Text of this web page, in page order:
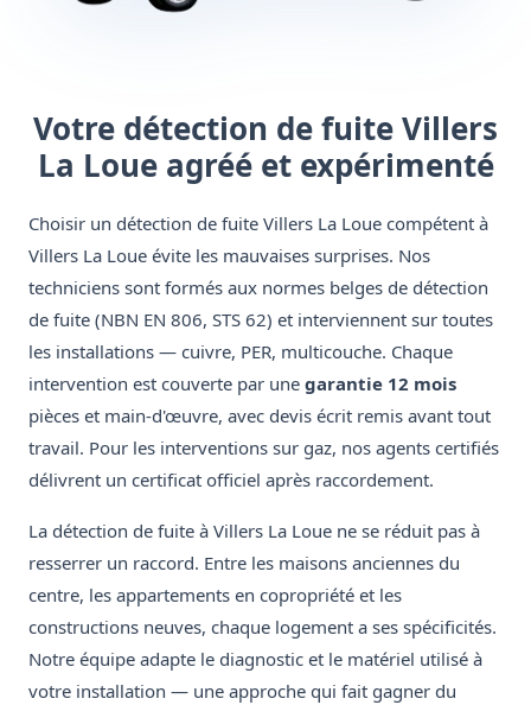
Votre détection de fuite Villers
La Loue agréé et expérimenté
Choisir un détection de fuite Villers La Loue compétent à
Villers La Loue évite les mauvaises surprises. Nos
techniciens sont formés aux normes belges de détection
de fuite (NBN EN 806, STS 62) et interviennent sur toutes
les installations — cuivre, PER, multicouche. Chaque
intervention est couverte par une garantie 12 mois
pièces et main-d'œuvre, avec devis écrit remis avant tout
travail. Pour les interventions sur gaz, nos agents certifiés
délivrent un certificat officiel après raccordement.
La détection de fuite à Villers La Loue ne se réduit pas à
resserrer un raccord. Entre les maisons anciennes du
centre, les appartements en copropriété et les
constructions neuves, chaque logement a ses spécificités.
Notre équipe adapte le diagnostic et le matériel utilisé à
votre installation — une approche qui fait gagner du